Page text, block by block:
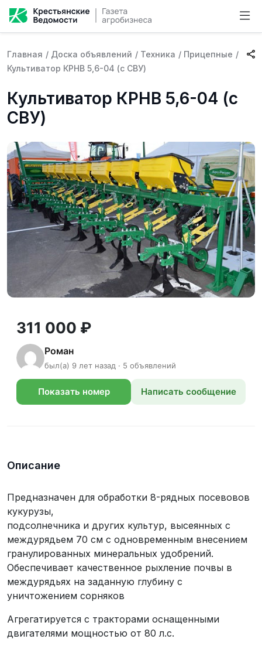
Главная / Доска объявлений / Техника / Прицепные /
Культиватор КРНВ 5,6-04 (с СВУ)
Культиватор КРНВ 5,6-04 (с
СВУ)
311 000 ₽
Роман
был(а) 9 лет назад · 5 объявлений
Показать номер Написать сообщение
Описание
Предназначен для обработки 8-рядных посевовов
кукурузы,
подсолнечника и других культур, высеянных с
междурядьем 70 см с одновременным внесением
гранулированных минеральных удобрений.
Обеспечивает качественное рыхление почвы в
междурядьях на заданную глубину с
уничтожением сорняков
Агрегатируется с тракторами оснащенными
двигателями мощностью от 80 л.с.